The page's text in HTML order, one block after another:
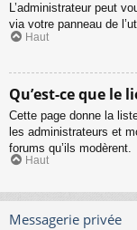
L’administrateur peut
via votre panneau de
Haut
Qu’est-ce que le
Cette page donne la
les administrateurs et
forums qu’ils modèrent.
Haut
Messagerie privée